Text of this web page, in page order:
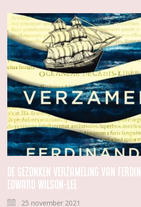
De gezonken verzameling van
Edward Wilson-Lee
25 november 2021